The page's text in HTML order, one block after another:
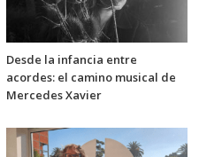
Desde la infancia entre
acordes: el camino musical de
Mercedes Xavier